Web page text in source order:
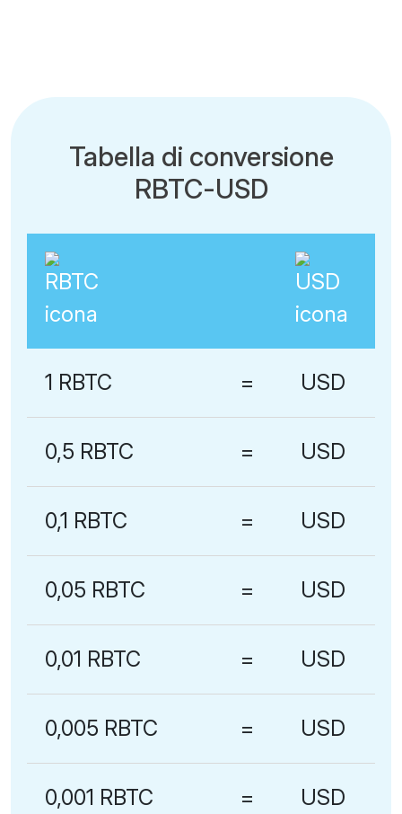
Tabella di conversione
RBTC-USD
1 RBTC = USD
0,5 RBTC = USD
0,1 RBTC = USD
0,05 RBTC = USD
0,01 RBTC = USD
0,005 RBTC = USD
0,001 RBTC = USD